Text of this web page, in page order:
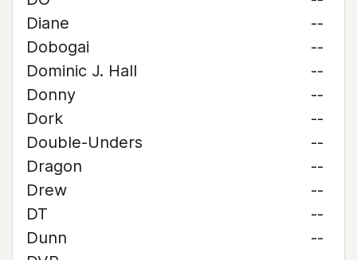
Diane
--
Dobogai
--
Dominic J. Hall
--
Donny
--
Dork
--
Double-Unders
--
Dragon
--
Drew
--
DT
--
Dunn
--